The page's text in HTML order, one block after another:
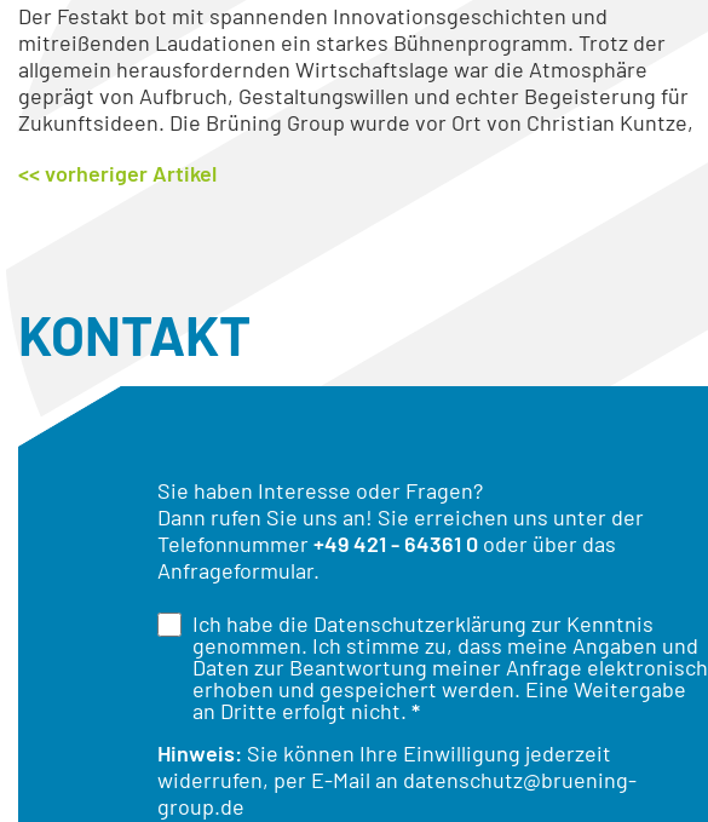
Der Festakt bot mit spannenden Innovationsgeschichten und
mitreißenden Laudationen ein starkes Bühnenprogramm. Trotz der
allgemein herausfordernden Wirtschaftslage war die Atmosphäre
geprägt von Aufbruch, Gestaltungswillen und echter Begeisterung für
Zukunftsideen. Die Brüning Group wurde vor Ort von Christian Kuntze,
<< vorheriger Artikel
KONTAKT
Sie haben Interesse oder Fragen?
Dann rufen Sie uns an! Sie erreichen uns unter der
Telefonnummer+49 421 - 64361 0 oder über das
Anfrageformular.
Ich habe die Datenschutzerklärung zur Kenntnis
genommen. Ich stimme zu, dass meine Angaben und
Daten zur Beantwortung meiner Anfrage elektronisch
erhoben und gespeichert werden. Eine Weitergabe
an Dritte erfolgt nicht.*
Hinweis: Sie können Ihre Einwilligung jederzeit
widerrufen, per E-Mail an datenschutz@bruening-
group.de